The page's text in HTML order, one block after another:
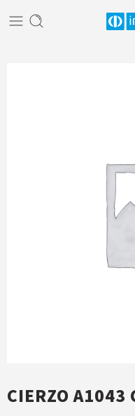
CIERZO A1043